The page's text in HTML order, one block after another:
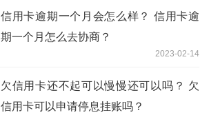
信用卡逾期一个月会怎么样？ 信用卡逾
期一个月怎么去协商？
2023-02-14
欠信用卡还不起可以慢慢还可以吗？ 欠
信用卡可以申请停息挂账吗？